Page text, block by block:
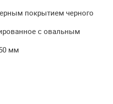
покрытием черного
с овальным
мм